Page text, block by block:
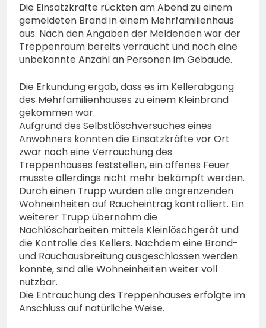
Die Einsatzkräfte rückten am Abend zu einem
gemeldeten Brand in einem Mehrfamilienhaus
aus. Nach den Angaben der Meldenden war der
Treppenraum bereits verraucht und noch eine
unbekannte Anzahl an Personen im Gebäude.
Die Erkundung ergab, dass es im Kellerabgang
des Mehrfamilienhauses zu einem Kleinbrand
gekommen war.
Aufgrund des Selbstlöschversuches eines
Anwohners konnten die Einsatzkräfte vor Ort
zwar noch eine Verrauchung des
Treppenhauses feststellen, ein offenes Feuer
musste allerdings nicht mehr bekämpft werden.
Durch einen Trupp wurden alle angrenzenden
Wohneinheiten auf Raucheintrag kontrolliert. Ein
weiterer Trupp übernahm die
Nachlöscharbeiten mittels Kleinlöschgerät und
die Kontrolle des Kellers. Nachdem eine Brand-
und Rauchausbreitung ausgeschlossen werden
konnte, sind alle Wohneinheiten weiter voll
nutzbar.
Die Entrauchung des Treppenhauses erfolgte im
Anschluss auf natürliche Weise.